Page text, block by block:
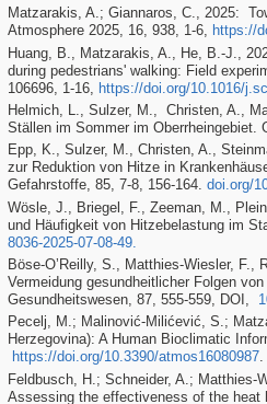
Matzarakis, A.; Giannaros, C., 2025:
Atmosphere 2025, 16, 938, 1-6, https://
Huang, B., Matzarakis, A., He, B.-J.,
during pedestrians' walking: Field
106696, 1-16, https://doi.org/10.1016/
Helmich, L., Sulzer, M., Christen, A.,
Ställen im Sommer im Oberrheingebiet.
Epp, K., Sulzer, M., Christen, A.,
zur Reduktion von Hitze in
Gefahrstoffe, 85, 7-8, 156-164.doi.org/
Wösle, J., Briegel, F., Zeeman, M.,
und Häufigkeit von Hitzebelastung im
8036-2025-07-08-49.
Böse-OʼReilly, S., Matthies-Wiesler,
Vermeidung gesundheitlicher Folgen
Gesundheitswesen, 87, 555-559, DOI,
Pecelj, M.; Malinović-Milićević, S.;
Herzegovina): A Human Bioclimatic
https://doi.org/10.3390/atmos16080987.
Feldbusch, H.; Schneider, A.; Matthies-
Assessing the effectiveness of the heat